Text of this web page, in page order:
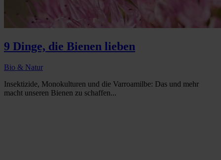
9 Dinge, die Bienen lieben
Bio & Natur
Insektizide, Monokulturen und die Varroamilbe: Das und mehr
macht unseren Bienen zu schaffen...